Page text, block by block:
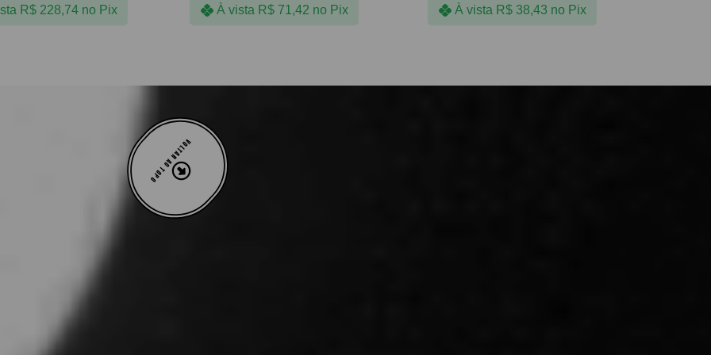
R$228,74 no Pix À vista R$71,42 no Pix À vista R$38,43 no Pix
VOLTAR AO TOPO